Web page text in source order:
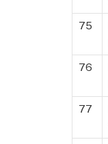
75
76
77